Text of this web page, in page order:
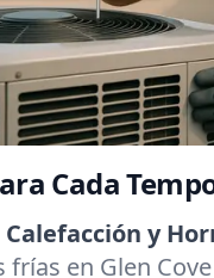
Cada
y
frías en Glen